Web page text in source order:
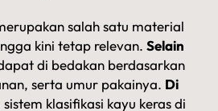
salah satu material
kini tetap relevan. Selain
di bedakan berdasarkan
serta umur pakainya. Di
sistem klasifikasi kayu keras di